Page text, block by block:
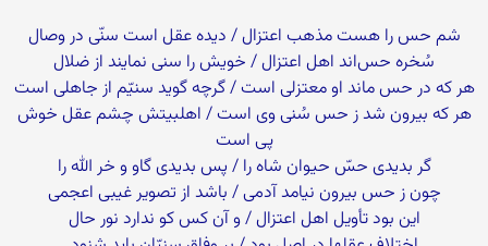
شم حس را هست مذهب اعتزال / دیده عقل است سنّى در وصال‏
سُخره حس‌‌‏اند اهل اعتزال / خویش را سنى نمایند از ضلال‏
هر که در حس ماند او معتزلى است / گرچه گوید سنیّم از جاهلى است‏
هر که بیرون شد ز حس سُنى وى است / اهل‏بیتش چشم عقل خوش
پى است‏
گر بدیدى حسّ حیوان شاه را / پس بدیدى گاو و خر الله را
چون ز حس بیرون نیامد آدمى / باشد از تصویر غیبى اعجمى‏
این بود تأویل اهل اعتزال / و آن کس کو ندارد نور حال